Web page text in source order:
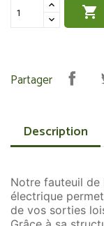

Partager
Description
Notre fauteuil de
électrique
de vos sorties